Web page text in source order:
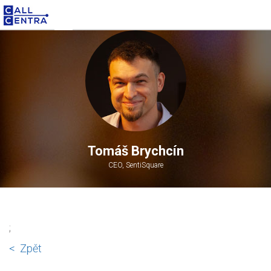
Tomáš Brychcín
CEO, SentiSquare
;
< Zpět